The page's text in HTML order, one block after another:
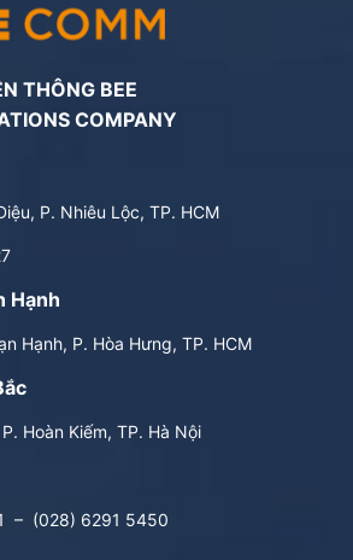
THÔNG BEE
COMPANY
P. Nhiêu Lộc, TP. HCM
Hạnh
Hạnh, P. Hòa Hưng, TP. HCM
Hoàn Kiếm, TP. Hà Nội
– (028) 6291 5450